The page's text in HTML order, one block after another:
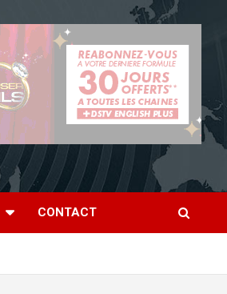
CONTACT